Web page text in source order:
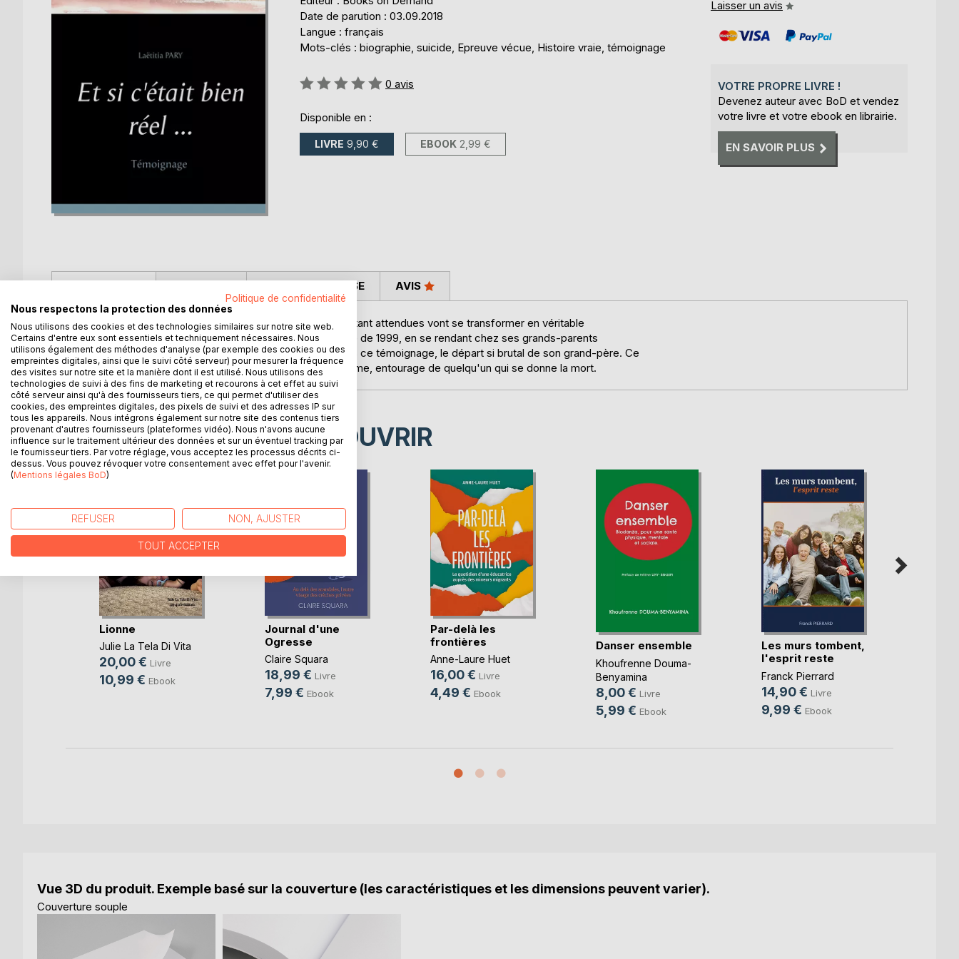
Date de parution : 03.09.2018
Langue : français
Mots-clés : biographie, suicide, Epreuve vécue, Histoire vraie, témoignage
Évaluation:
0 avis
Disponible en :
LIVRE 9,90 € EBOOK 2,99 €
Laisser un avis
VOTRE PROPRE LIVRE !
Devenez auteur avec BoD et vendez
votre livre et votre ebook en librairie.
EN SAVOIR PLUS
Comment peut-on s'imaginer à 15 ans, que les vacances tant attendues vont se transformer en véritable
cauchemar ? C'est pourtant ce qu'a vécu Laëtitia, cet été de 1999, en se rendant chez ses grands-parents
maternels. Elle raconte, presque vingt ans après, à travers ce témoignage, le départ si brutal de son grand-père. Ce
que l'ont vit, ce que l'on ressent, en tant que témoin, victime, entourage de quelqu'un qui se donne la mort.
CRITIQUES PRESSE AVIS
D’AUTRES TITRES À DÉCOUVRIR
Lionne
Julie La Tela Di Vita
20,00 € Livre
10,99 € Ebook
Journal d'une
Ogresse
Claire Squara
18,99 € Livre
7,99 € Ebook
Par-delà les
frontières
Anne-Laure Huet
16,00 € Livre
4,49 € Ebook
Danser ensemble
Khoufrenne Douma-
Benyamina
8,00 € Livre
5,99 € Ebook
Les murs tombent,
l'esprit reste
Franck Pierrard
14,90 € Livre
9,99 € Ebook
Vue 3D du produit. Exemple basé sur la couverture (les caractéristiques et les dimensions peuvent varier).
Couverture souple
Politique de confidentialité
Nous respectons la protection des données
Nous utilisons des cookies et des technologies similaires sur notre site web.
Certains d'entre eux sont essentiels et techniquement nécessaires. Nous
utilisons également des méthodes d'analyse (par exemple des cookies ou des
empreintes digitales, ainsi que le suivi côté serveur) pour mesurer la fréquence
des visites sur notre site et la manière dont il est utilisé. Nous utilisons des
technologies de suivi à des fins de marketing et recourons à cet effet au suivi
côté serveur ainsi qu'à des fournisseurs tiers, ce qui permet d'utiliser des
cookies, des empreintes digitales, des pixels de suivi et des adresses IP sur
tous les appareils. Nous intégrons également sur notre site des contenus tiers
provenant d'autres fournisseurs (plateformes vidéo). Nous n'avons aucune
influence sur le traitement ultérieur des données et sur un éventuel tracking par
le fournisseur tiers. Par votre réglage, vous acceptez les processus décrits ci-
dessus. Vous pouvez révoquer votre consentement avec effet pour l'avenir.
(Mentions légales BoD)
REFUSER NON, AJUSTER
TOUT ACCEPTER